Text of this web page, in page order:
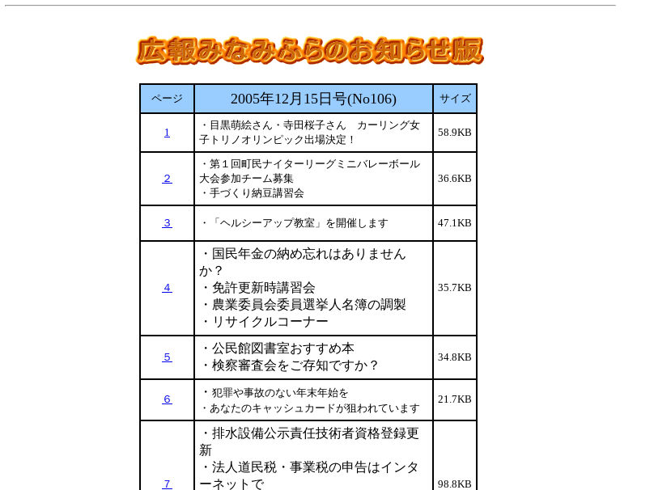
ページ 2005年12月15日号(No106) サイズ
1
・目黒萌絵さん・寺田桜子さん カーリング女
子トリノオリンピック出場決定！
58.9KB
２
・第１回町民ナイターリーグミニバレーボール
大会参加チーム募集
・手づくり納豆講習会
36.6KB
３ ・「ヘルシーアップ教室」を開催します 47.1KB
４
・国民年金の納め忘れはありません
か？
・免許更新時講習会
・農業委員会委員選挙人名簿の調製
・リサイクルコーナー
35.7KB
５
・公民館図書室おすすめ本
・検察審査会をご存知ですか？
34.8KB
６
・ 犯罪や事故のない年末年始を
・あなたのキャッシュカードが狙われています
21.7KB
７
・排水設備公示責任技術者資格登録更
新
・法人道民税・事業税の申告はインタ
ーネットで
98.8KB